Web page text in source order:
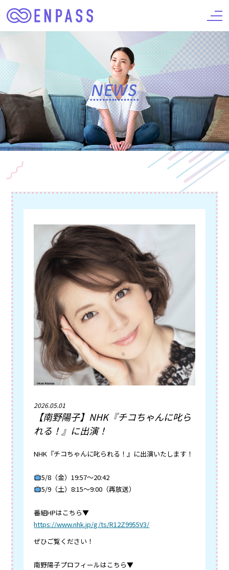
2026.05.01
【南野陽子】NHK『チコちゃんに叱ら
れる！』に出演！
NHK『チコちゃんに叱られる！』に出演いたします！
5/8（金）19:57〜20:42
5/9（土）8:15〜9:00（再放送）
番組HPはこちら▼
https://www.nhk.jp/g/ts/R12Z9955V3/
ぜひご覧ください！
南野陽子プロフィールはこちら▼